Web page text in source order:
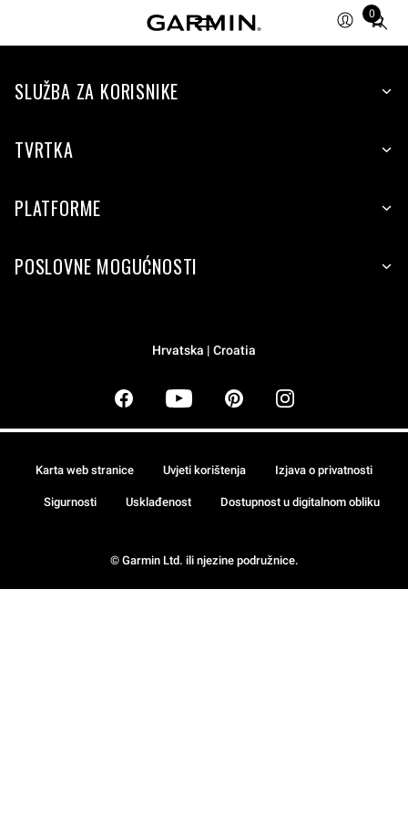
0
Total
items
cart:
SLUŽBA ZA KORISNIKE
TVRTKA
PLATFORME
POSLOVNE MOGUĆNOSTI
Hrvatska | Croatia
© Garmin Ltd. ili njezine podružnice.
Karta web stranice Uvjeti korištenja Izjava o privatnosti
Sigurnosti Usklađenost Dostupnost u digitalnom obliku